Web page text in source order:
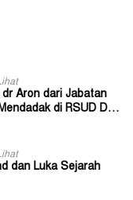
Aron dari Jabatan
di RSUD Dok
dan Luka Sejarah